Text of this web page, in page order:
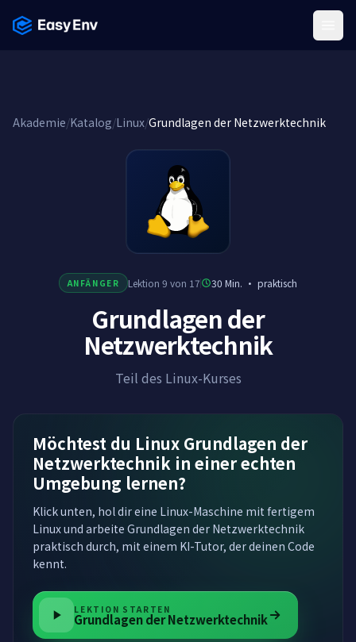
Akademie/Katalog/Linux/Grundlagen der Netzwerktechnik
ANFÄNGER Lektion 9 von 17 30 Min. ·praktisch
Grundlagen der
Netzwerktechnik
Teil des Linux-Kurses
Möchtest du Linux Grundlagen der
Netzwerktechnik in einer echten
Umgebung lernen?
Klick unten, hol dir eine Linux-Maschine mit fertigem
Linux und arbeite Grundlagen der Netzwerktechnik
praktisch durch, mit einem KI-Tutor, der deinen Code
kennt.
LEKTION STARTEN
Grundlagen der Netzwerktechnik